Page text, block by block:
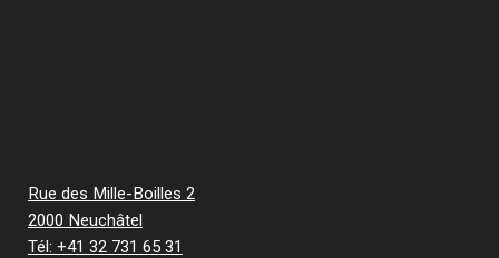
Rue des Mille-Boilles 2
2000 Neuchâtel
Tél: +41 32 731 65 31